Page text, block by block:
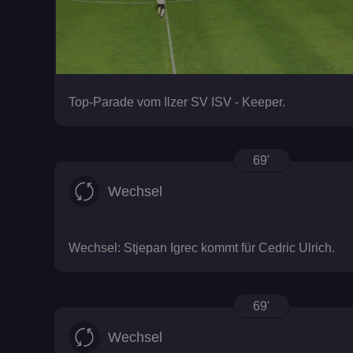
Top-Parade vom Ilzer SV ISV - Keeper.
69'
Wechsel
Wechsel: Stjepan Igrec kommt für Cedric Ulrich.
69'
Wechsel